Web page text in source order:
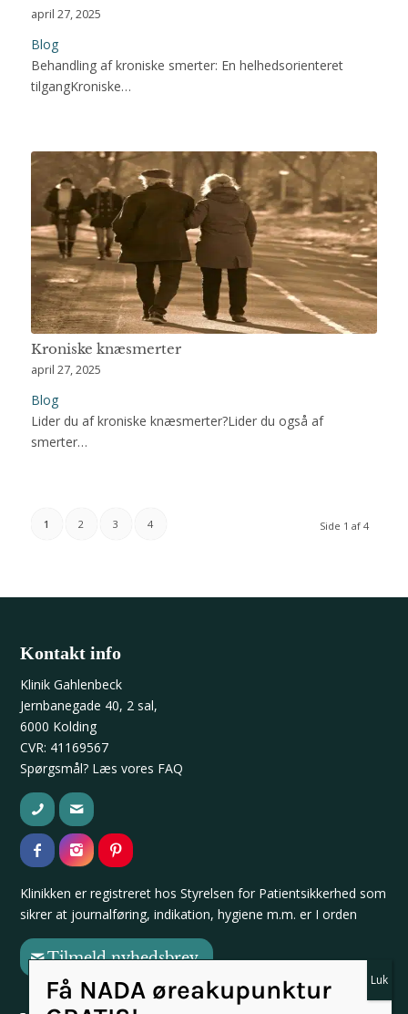
april 27, 2025
Blog
Behandling af kroniske smerter: En helhedsorienteret
tilgangKroniske…
Kroniske knæsmerter
april 27, 2025
Blog
Lider du af kroniske knæsmerter?Lider du også af
smerter…
Side 1 af 4
1 2 3 4
Kontakt info
Klinik Gahlenbeck
Jernbanegade 40, 2 sal,
6000 Kolding
CVR: 41169567
Spørgsmål? Læs vores FAQ
Klinikken er registreret hos Styrelsen for Patientsikkerhed som
sikrer at journalføring, indikation, hygiene m.m. er I orden
Tilmeld nyhedsbrev
Få NADA øreakupunktur